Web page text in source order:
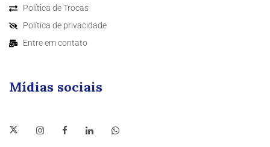
Política de Trocas
Política de privacidade
Entre em contato
Mídias sociais